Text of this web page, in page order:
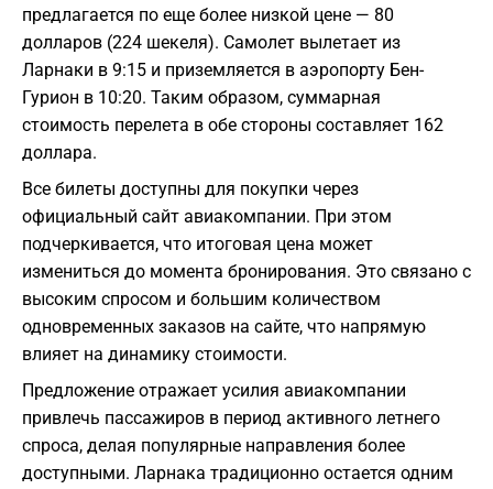
предлагается по еще более низкой цене — 80
долларов (224 шекеля). Самолет вылетает из
Ларнаки в 9:15 и приземляется в аэропорту Бен-
Гурион в 10:20. Таким образом, суммарная
стоимость перелета в обе стороны составляет 162
доллара.
Все билеты доступны для покупки через
официальный сайт авиакомпании. При этом
подчеркивается, что итоговая цена может
измениться до момента бронирования. Это связано с
высоким спросом и большим количеством
одновременных заказов на сайте, что напрямую
влияет на динамику стоимости.
Предложение отражает усилия авиакомпании
привлечь пассажиров в период активного летнего
спроса, делая популярные направления более
доступными. Ларнака традиционно остается одним